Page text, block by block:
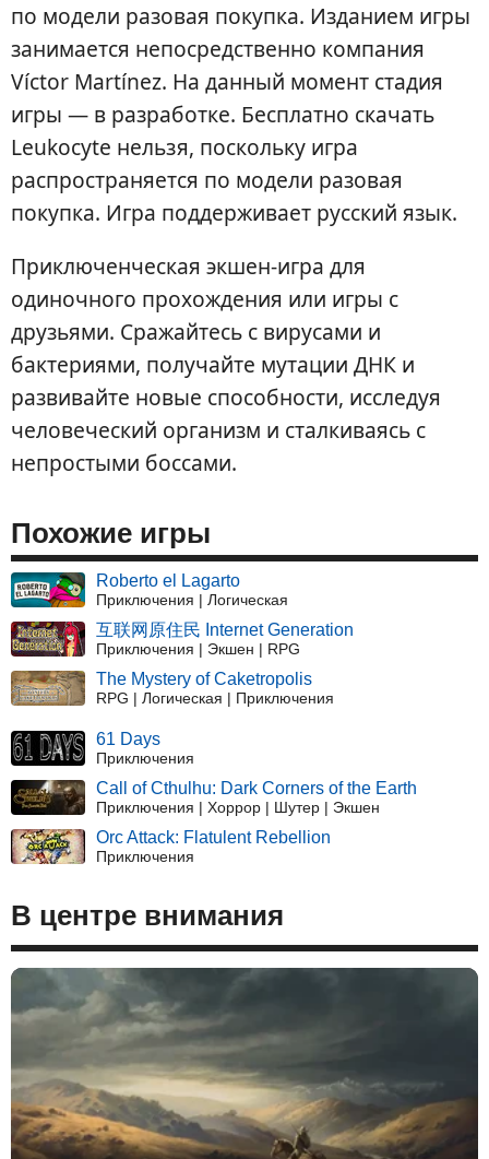
по модели разовая покупка. Изданием игры
занимается непосредственно компания
Víctor Martínez. На данный момент стадия
игры — в разработке. Бесплатно скачать
Leukocyte нельзя, поскольку игра
распространяется по модели разовая
покупка. Игра поддерживает русский язык.
Приключенческая экшен-игра для
одиночного прохождения или игры с
друзьями. Сражайтесь с вирусами и
бактериями, получайте мутации ДНК и
развивайте новые способности, исследуя
человеческий организм и сталкиваясь с
непростыми боссами.
Похожие игры
Roberto el Lagarto
Приключения | Логическая
互联网原住民 Internet Generation
Приключения | Экшен | RPG
The Mystery of Caketropolis
RPG | Логическая | Приключения
61 Days
Приключения
Call of Cthulhu: Dark Corners of the Earth
Приключения | Хоррор | Шутер | Экшен
Orc Attack: Flatulent Rebellion
Приключения
В центре внимания